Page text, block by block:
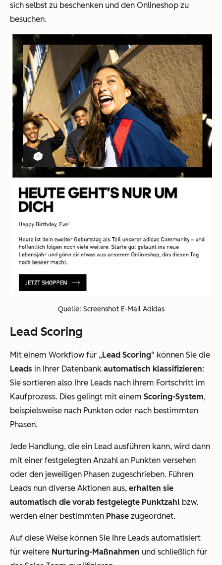
sich selbst zu beschenken und den Onlineshop zu
besuchen.
Quelle: Screenshot E-Mail Adidas
Lead Scoring
Mit einem Workflow für „Lead Scoring“ können Sie die
Leads in Ihrer Datenbank automatisch klassifizieren:
Sie sortieren also Ihre Leads nach ihrem Fortschritt im
Kaufprozess. Dies gelingt mit einem Scoring-System,
beispielsweise nach Punkten oder nach bestimmten
Phasen.
Jede Handlung, die ein Lead ausführen kann, wird dann
mit einer festgelegten Anzahl an Punkten versehen
oder den jeweiligen Phasen zugeschrieben. Führen
Leads nun diverse Aktionen aus, erhalten sie
automatisch die vorab festgelegte Punktzahl bzw.
werden einer bestimmten Phase zugeordnet.
Auf diese Weise können Sie Ihre Leads automatisiert
für weitere Nurturing-Maßnahmen und schließlich für